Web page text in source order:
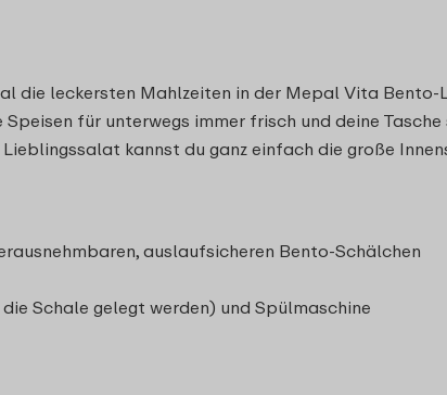
die leckersten Mahlzeiten in der Mepal Vita
für unterwegs immer frisch und deine
kannst du ganz einfach die große
auslaufsicheren Bento-Schälchen
Schale gelegt werden) und Spülmaschine